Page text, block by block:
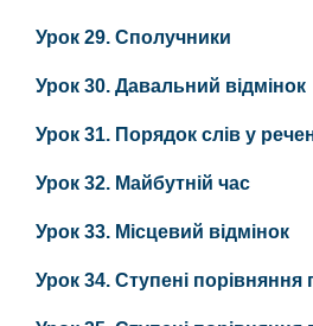
Урок 29. Сполучники
Урок 30. Давальний відмінок
Урок 31. Порядок слів у
Урок 32. Майбутній час
Урок 33. Місцевий відмінок
Урок 34. Ступені порівняння